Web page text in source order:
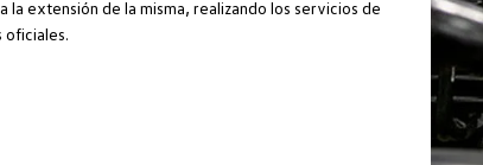
la extensión de la misma, realizando los servicios de